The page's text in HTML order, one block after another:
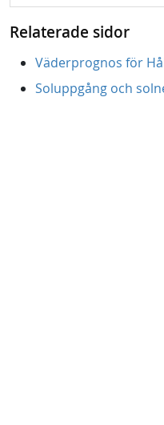
Relaterade sidor
Väderprognos för
Soluppgång och